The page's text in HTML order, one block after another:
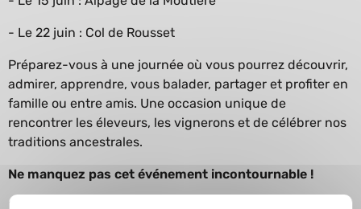
- Le 22 juin : Col de Rousset
Préparez-vous à une journée où vous pourrez découvrir,
admirer, apprendre, vous balader, partager et profiter en
famille ou entre amis. Une occasion unique de
rencontrer les éleveurs, les vignerons et de célébrer nos
traditions ancestrales.
Ne manquez pas cet événement incontournable !